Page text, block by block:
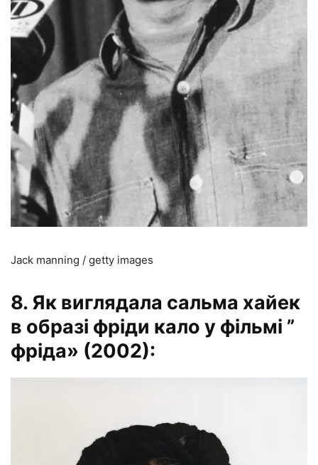
Jack manning / getty images
8. Як виглядала сальма хайек
в образі фріди кало у фільмі ”
фріда» (2002):